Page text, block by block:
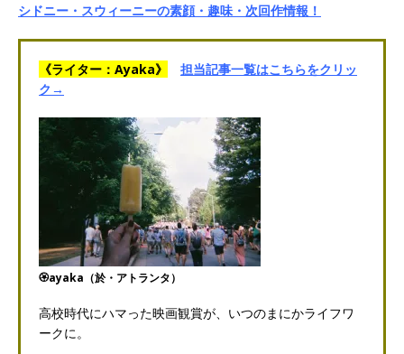
シドニー・スウィーニーの素顔・趣味・次回作情報！
《ライター：Ayaka》
担当記事一覧はこちらをクリッ
ク→
🏵️ayaka（於・アトランタ）
高校時代にハマった映画観賞が、いつのまにかライフワ
ークに。